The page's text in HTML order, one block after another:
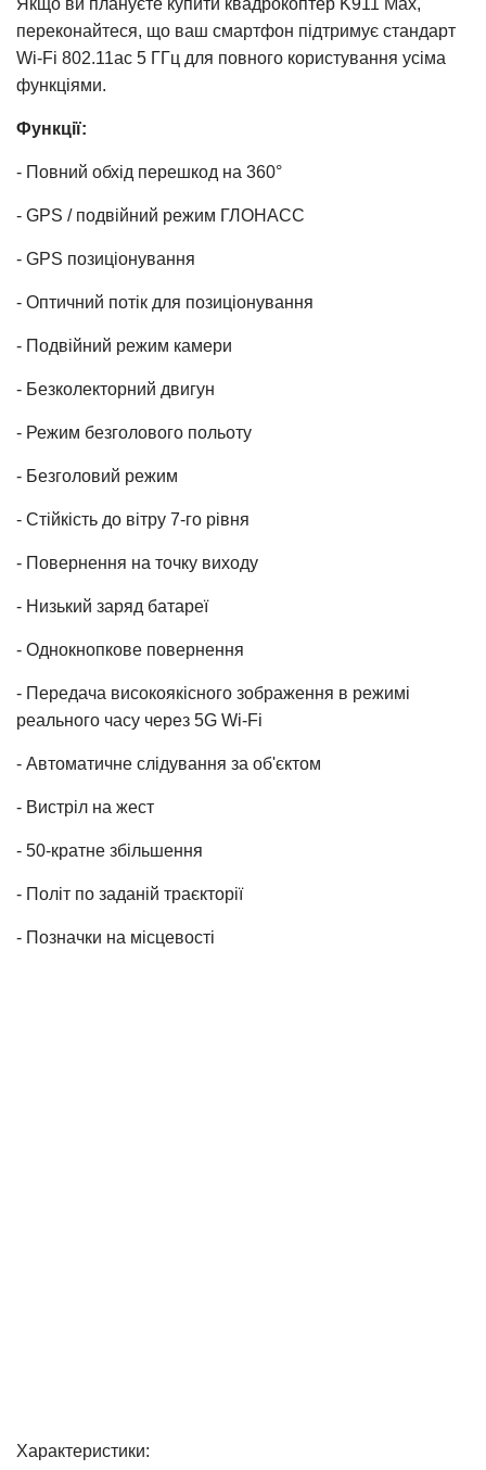
Якщо ви плануєте купити квадрокоптер K911 Max,
переконайтеся, що ваш смартфон підтримує стандарт
Wi-Fi 802.11ac 5 ГГц для повного користування усіма
функціями.
Функції:
- Повний обхід перешкод на 360°
- GPS / подвійний режим ГЛОНАСС
- GPS позиціонування
- Оптичний потік для позиціонування
- Подвійний режим камери
- Безколекторний двигун
- Режим безголового польоту
- Безголовий режим
- Стійкість до вітру 7-го рівня
- Повернення на точку виходу
- Низький заряд батареї
- Однокнопкове повернення
- Передача високоякісного зображення в режимі
реального часу через 5G Wi-Fi
- Автоматичне слідування за об'єктом
- Вистріл на жест
- 50-кратне збільшення
- Політ по заданій траєкторії
- Позначки на місцевості
Характеристики: